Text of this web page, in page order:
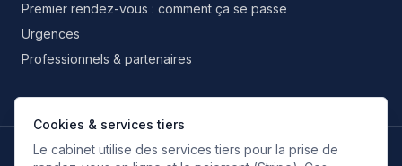
Cookies & services tiers
Le cabinet utilise des services tiers pour la prise de
Premier rendez-vous : comment ça se passe
Urgences
Professionnels & partenaires
LANGUES DE TRAVAIL